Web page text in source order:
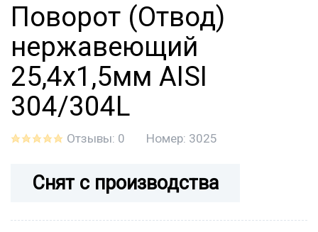
Поворот (Отвод)
нержавеющий
25,4x1,5мм AISI
304/304L
Отзывы: 0 Номер: 3025
Снят с производства